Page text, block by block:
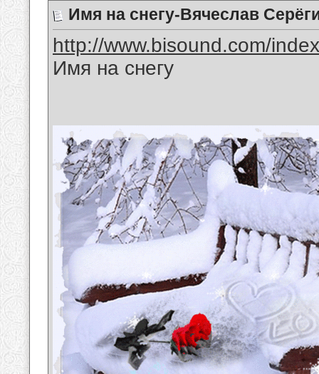
Имя на снегу-Вячеслав
http://www.bisound.com/
Имя на снегу